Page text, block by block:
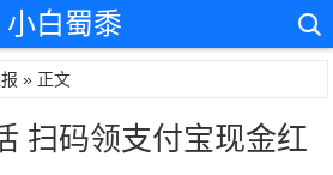
小白蜀黍
» 正文
扫码领支付宝现金红